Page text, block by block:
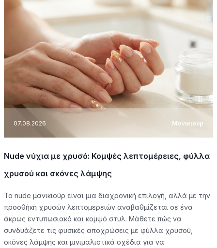
07.08.2026 Μανικιούρ
Nude νύχια με χρυσό: Κομψές λεπτομέρειες, φύλλα
χρυσού και σκόνες λάμψης
Το nude μανικιούρ είναι μια διαχρονική επιλογή, αλλά με την
προσθήκη χρυσών λεπτομερειών αναβαθμίζεται σε ένα
άκρως εντυπωσιακό και κομψό στυλ. Μάθετε πώς να
συνδυάζετε τις φυσικές αποχρώσεις με φύλλα χρυσού,
σκόνες λάμψης και μινιμαλιστικά σχέδια για να